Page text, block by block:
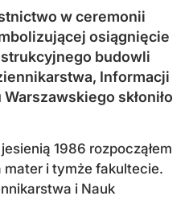
w ceremonii
osiągnięcie
budowli
Informacji
skłoniło
1986 rozpocząłem
i tymże fakultecie.
i Nauk